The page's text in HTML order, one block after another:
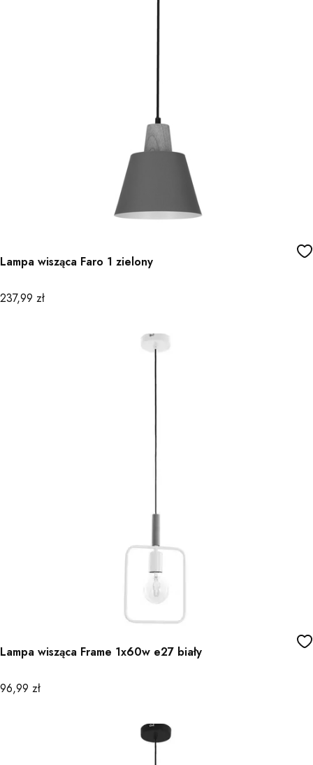
Lampa wisząca Faro 1 zielony
Cena
237,99 zł
Lampa wisząca Frame 1x60w e27 biały
Cena
96,99 zł